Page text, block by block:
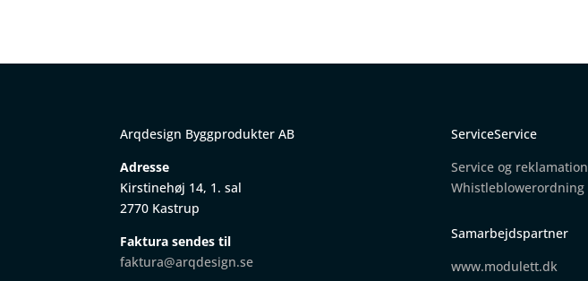
Arqdesign Byggprodukter AB
Adresse
Kirstinehøj 14, 1. sal
2770 Kastrup
Faktura sendes til
faktura@arqdesign.se
ServiceService
Service og reklamation
Whistleblowerordning
Samarbejdspartner
www.modulett.dk